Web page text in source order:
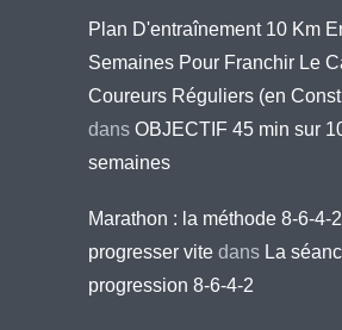
Plan D'entraînement 10 Km
Semaines Pour Franchir Le
Coureurs Réguliers (en
dans OBJECTIF 45 min sur
semaines
Marathon : la méthode 8-6-4-
progresser vite dans La
progression 8-6-4-2